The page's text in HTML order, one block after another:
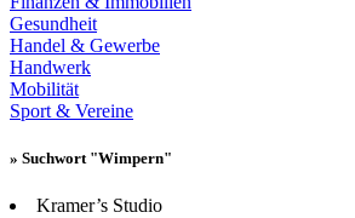
Gesundheit
Handel & Gewerbe
Handwerk
Mobilität
Sport & Vereine
» Suchwort "Wimpern"
Kramer’s Studio